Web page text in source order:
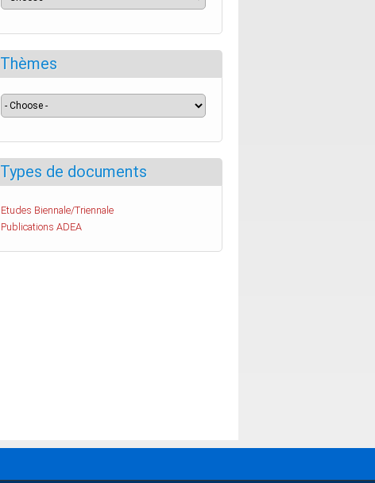
Thèmes
Types de documents
Etudes Biennale/Triennale
Publications ADEA